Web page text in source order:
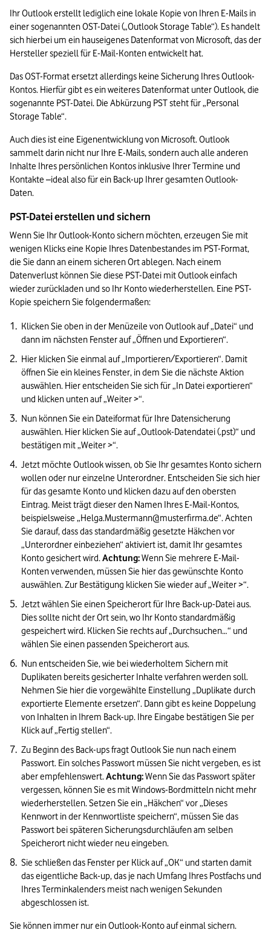
Ihr Outlook erstellt lediglich eine lokale Kopie von Ihren E-Mails in
einer sogenannten OST-Datei („Outlook Storage Table“). Es handelt
sich hierbei um ein hauseigenes Datenformat von Microsoft, das der
Hersteller speziell für E-Mail-Konten entwickelt hat.
Das OST-Format ersetzt allerdings keine Sicherung Ihres Outlook-
Kontos. Hierfür gibt es ein weiteres Datenformat unter Outlook, die
sogenannte PST-Datei. Die Abkürzung PST steht für „Personal
Storage Table“.
Auch dies ist eine Eigenentwicklung von Microsoft. Outlook
sammelt darin nicht nur Ihre E-Mails, sondern auch alle anderen
Inhalte Ihres persönlichen Kontos inklusive Ihrer Termine und
Kontakte –ideal also für ein Back-up Ihrer gesamten Outlook-
Daten.
PST-Datei erstellen und sichern
Wenn Sie Ihr Outlook-Konto sichern möchten, erzeugen Sie mit
wenigen Klicks eine Kopie Ihres Datenbestandes im PST-Format,
die Sie dann an einem sicheren Ort ablegen. Nach einem
Datenverlust können Sie diese PST-Datei mit Outlook einfach
wieder zurückladen und so Ihr Konto wiederherstellen. Eine PST-
Kopie speichern Sie folgendermaßen:
Klicken Sie oben in der Menüzeile von Outlook auf „Datei“ und
dann im nächsten Fenster auf „Öffnen und Exportieren“.
Hier klicken Sie einmal auf „Importieren/Exportieren“. Damit
öffnen Sie ein kleines Fenster, in dem Sie die nächste Aktion
auswählen. Hier entscheiden Sie sich für „In Datei exportieren“
und klicken unten auf „Weiter >“.
Nun können Sie ein Dateiformat für Ihre Datensicherung
auswählen. Hier klicken Sie auf „Outlook-Datendatei (.pst)“ und
bestätigen mit „Weiter >“.
Jetzt möchte Outlook wissen, ob Sie Ihr gesamtes Konto sichern
wollen oder nur einzelne Unterordner. Entscheiden Sie sich hier
für das gesamte Konto und klicken dazu auf den obersten
Eintrag. Meist trägt dieser den Namen Ihres E-Mail-Kontos,
beispielsweise „Helga.Mustermann@musterfirma.de“. Achten
Sie darauf, dass das standardmäßig gesetzte Häkchen vor
„Unterordner einbeziehen“ aktiviert ist, damit Ihr gesamtes
Konto gesichert wird. Achtung: Wenn Sie mehrere E-Mail-
Konten verwenden, müssen Sie hier das gewünschte Konto
auswählen. Zur Bestätigung klicken Sie wieder auf „Weiter >“.
Jetzt wählen Sie einen Speicherort für Ihre Back-up-Datei aus.
Dies sollte nicht der Ort sein, wo Ihr Konto standardmäßig
gespeichert wird. Klicken Sie rechts auf „Durchsuchen…“ und
wählen Sie einen passenden Speicherort aus.
Nun entscheiden Sie, wie bei wiederholtem Sichern mit
Duplikaten bereits gesicherter Inhalte verfahren werden soll.
Nehmen Sie hier die vorgewählte Einstellung „Duplikate durch
exportierte Elemente ersetzen“. Dann gibt es keine Doppelung
von Inhalten in Ihrem Back-up. Ihre Eingabe bestätigen Sie per
Klick auf „Fertig stellen“.
Zu Beginn des Back-ups fragt Outlook Sie nun nach einem
Passwort. Ein solches Passwort müssen Sie nicht vergeben, es ist
aber empfehlenswert. Achtung: Wenn Sie das Passwort später
vergessen, können Sie es mit Windows-Bordmitteln nicht mehr
wiederherstellen. Setzen Sie ein „Häkchen“ vor „Dieses
Kennwort in der Kennwortliste speichern“, müssen Sie das
Passwort bei späteren Sicherungsdurchläufen am selben
Speicherort nicht wieder neu eingeben.
Sie schließen das Fenster per Klick auf „OK“ und starten damit
das eigentliche Back-up, das je nach Umfang Ihres Postfachs und
Ihres Terminkalenders meist nach wenigen Sekunden
abgeschlossen ist.
Sie können immer nur ein Outlook-Konto auf einmal sichern.